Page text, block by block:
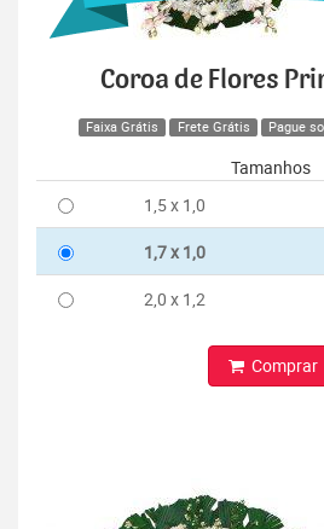
Coroa de Flores
Faixa Grátis Frete Grátis Pague
Tamanhos
1,5 x 1,0
1,7 x 1,0
2,0 x 1,2
Comprar